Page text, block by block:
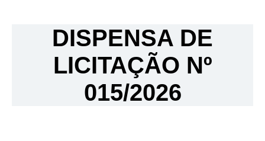
DISPENSA DE
LICITAÇÃO Nº
015/2026